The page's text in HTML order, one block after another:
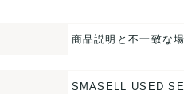
認下さいませ。
商品説明と不一致な
SMASELL USED